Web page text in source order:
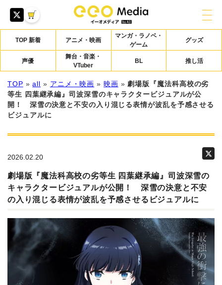
TOP 新着 アニメ・映画
マンガ・ラノベ・
ゲーム
グッズ
声優
舞台・音楽・
VTuber
BL 推し活
TOP »all » アニメ・映画 » 映画 » 劇場版『魔法科高校の劣
等生 四葉継承編』司波深雪のキャラクタービジュアルが公
開！ 深雪の決意と不安の入り混じる表情が波乱を予感させる
ビジュアルに
2026.02.20
劇場版『魔法科高校の劣等生 四葉継承編』司波深雪の
キャラクタービジュアルが公開！ 深雪の決意と不安
の入り混じる表情が波乱を予感させるビジュアルに